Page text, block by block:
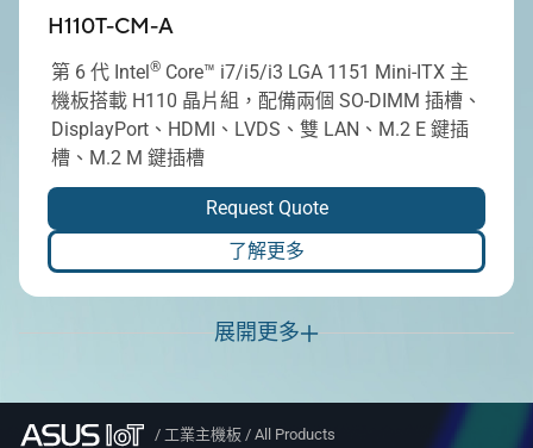
H110T-CM-A
第 6 代 Intel® Core™ i7/i5/i3 LGA 1151 Mini-ITX 主
機板搭載 H110 晶片組，配備兩個 SO-DIMM 插槽、
DisplayPort、HDMI、LVDS、雙 LAN、M.2 E 鍵插
槽、M.2 M 鍵插槽
Request Quote
了解更多
展開更多
/ 工業主機板 / All Products